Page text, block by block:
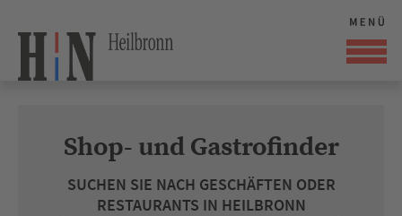
Shop- und Gastrofinder
SUCHEN SIE NACH GESCHÄFTEN ODER
RESTAURANTS IN HEILBRONN